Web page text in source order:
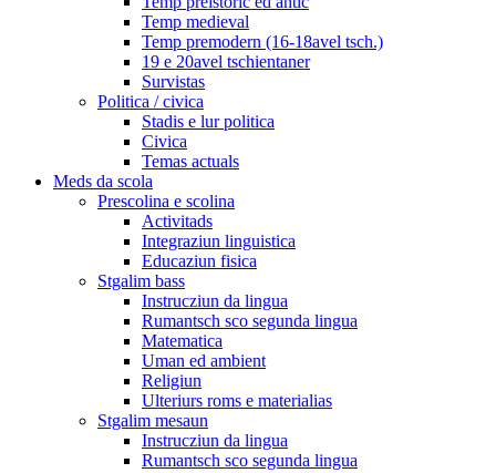
Temp medieval
Temp premodern (16-18avel tsch.)
19 e 20avel tschientaner
Survistas
Politica / civica
Stadis e lur politica
Civica
Temas actuals
Meds da scola
Prescolina e scolina
Activitads
Integraziun linguistica
Educaziun fisica
Stgalim bass
Instrucziun da lingua
Rumantsch sco segunda lingua
Matematica
Uman ed ambient
Religiun
Ulteriurs roms e materialias
Stgalim mesaun
Instrucziun da lingua
Rumantsch sco segunda lingua